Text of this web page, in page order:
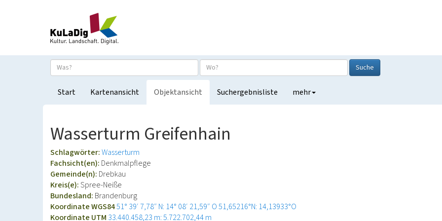
Suche
Start Kartenansicht Objektansicht Suchergebnisliste mehr
Wasserturm Greifenhain
Schlagwörter:Wasserturm
Fachsicht(en): Denkmalpflege
Gemeinde(n): Drebkau
Kreis(e):Spree-Neiße
Bundesland: Brandenburg
Koordinate WGS8451° 39′ 7,78″ N: 14° 08′ 21,59″ O51,65216°N: 14,13933°O
Koordinate UTM 33.440.458,23 m: 5.722.702,44 m